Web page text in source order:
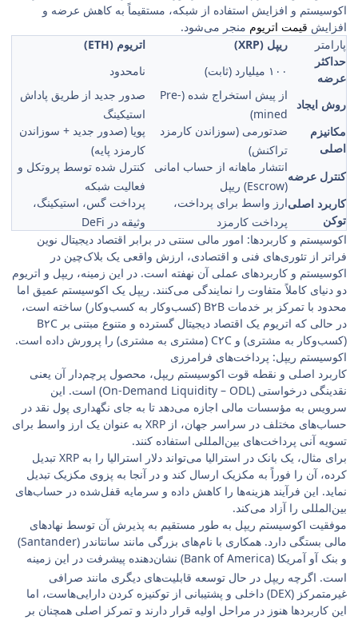
اکوسیستم و افزایش استفاده از شبکه، مستقیماً به کاهش عرضه و
افزایش قیمت اتریوم منجر می‌شود.
پارامتر
ریپل (XRP)
اتریوم (ETH)
حداکثر
عرضه
۱۰۰ میلیارد (ثابت) نامحدود
روش ایجاد
از پیش استخراج شده (Pre-
mined)
صدور جدید از طریق پاداش
استیکینگ
مکانیزم
اصلی
ضدتورمی (سوزاندن کارمزد
تراکنش)
پویا (صدور جدید + سوزاندن
کارمزد پایه)
کنترل عرضه
انتشار ماهانه از حساب امانی
(Escrow) ریپل
کنترل شده توسط پروتکل و
فعالیت شبکه
کاربرد اصلی
توکن
ارز واسط برای پرداخت،
پرداخت کارمزد
پرداخت گس، استیکینگ،
وثیقه در DeFi
اکوسیستم و کاربردها: امور مالی سنتی در برابر اقتصاد دیجیتال نوین
فراتر از تئوری‌های فنی و اقتصادی، ارزش واقعی یک بلاک‌چین در
اکوسیستم و کاربردهای عملی آن نهفته است. در این زمینه، ریپل و اتریوم
دو دنیای کاملاً متفاوت را نمایندگی می‌کنند. ریپل یک اکوسیستم عمیق اما
محدود با تمرکز بر خدمات B۲B (کسب‌وکار به کسب‌وکار) ساخته است،
در حالی که اتریوم یک اقتصاد دیجیتال گسترده و متنوع مبتنی بر B۲C
(کسب‌وکار به مشتری) و C۲C (مشتری به مشتری) را پرورش داده است.
اکوسیستم ریپل: پرداخت‌های فرامرزی
کاربرد اصلی و نقطه قوت اکوسیستم ریپل، محصول پرچم‌دار آن یعنی
نقدینگی درخواستی (On-Demand Liquidity – ODL) است. این
سرویس به مؤسسات مالی اجازه می‌دهد تا به جای نگهداری پول نقد در
حساب‌های مختلف در سراسر جهان، از XRP به عنوان یک ارز واسط برای
تسویه آنی پرداخت‌های بین‌المللی استفاده کنند.
برای مثال، یک بانک در استرالیا می‌تواند دلار استرالیا را به XRP تبدیل
کرده، آن را فوراً به مکزیک ارسال کند و در آنجا به پزوی مکزیک تبدیل
نماید. این فرآیند هزینه‌ها را کاهش داده و سرمایه قفل‌شده در حساب‌های
بین‌المللی را آزاد می‌کند.
موفقیت اکوسیستم ریپل به طور مستقیم به پذیرش آن توسط نهادهای
مالی بستگی دارد. همکاری با نام‌های بزرگی مانند سانتاندر (Santander)
و بنک آو آمریکا (Bank of America) نشان‌دهنده پیشرفت در این زمینه
است. اگرچه ریپل در حال توسعه قابلیت‌های دیگری مانند صرافی
غیرمتمرکز (DEX) داخلی و پشتیبانی از توکنیزه کردن دارایی‌هاست، اما
این کاربردها هنوز در مراحل اولیه قرار دارند و تمرکز اصلی همچنان بر